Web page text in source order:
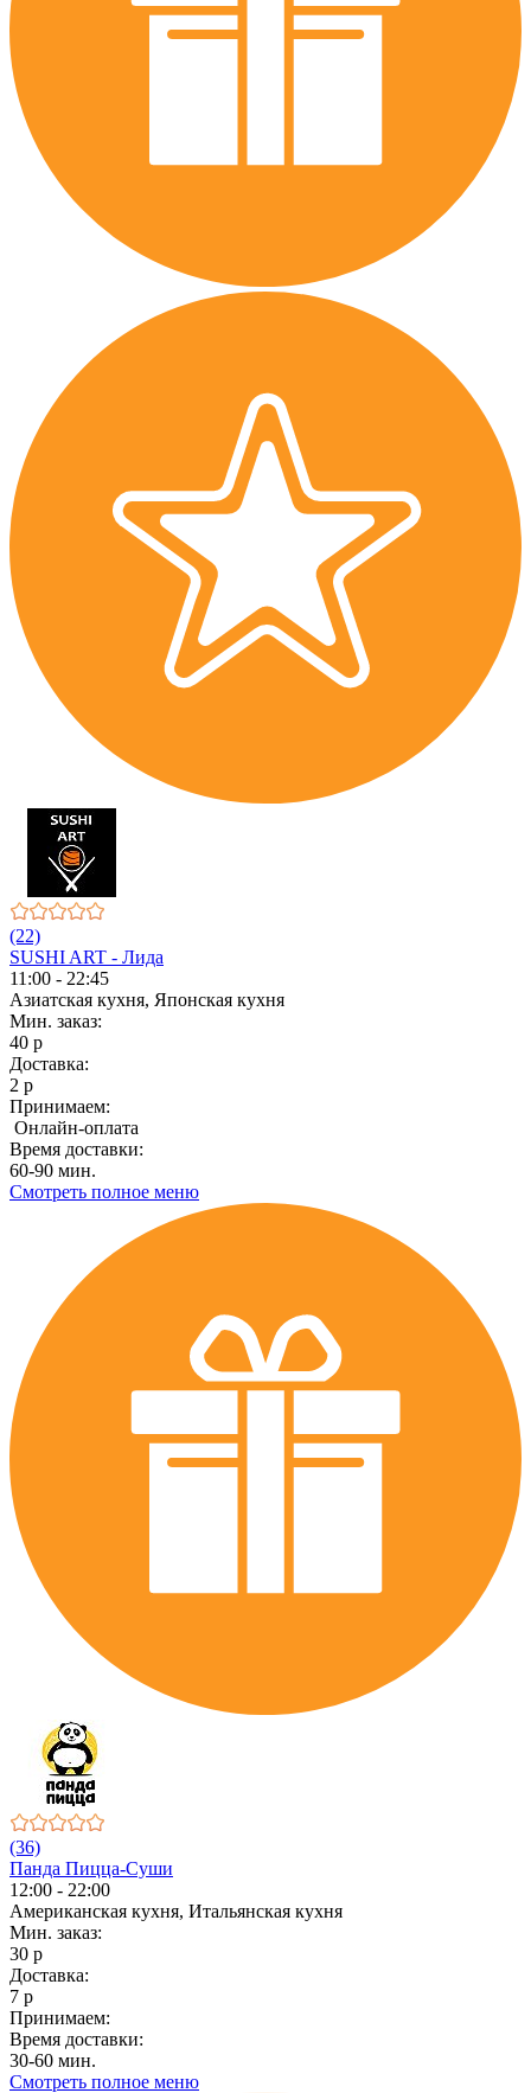
(22)
SUSHI ART - Лида
11:00 - 22:45
Азиатская кухня, Японская кухня
Мин. заказ:
40 р
Доставка:
2 р
Принимаем:
Онлайн-оплата
Время доставки:
60-90 мин.
Смотреть полное меню
(36)
Панда Пицца-Суши
12:00 - 22:00
Американская кухня, Итальянская кухня
Мин. заказ:
30 р
Доставка:
7 р
Принимаем:
Время доставки:
30-60 мин.
Смотреть полное меню